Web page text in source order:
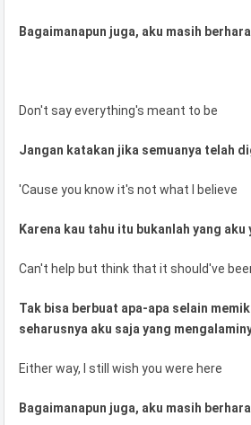
Bagaimanapun juga, aku masih
Don't say everything's meant to be
Jangan katakan jika semuanya telah
'Cause you know it's not what I believe
Karena kau tahu itu bukanlah yang aku
Can't help but think that it should've
Tak bisa berbuat apa-apa selain
seharusnya aku saja yang
Either way, I still wish you were here
Bagaimanapun juga, aku masih